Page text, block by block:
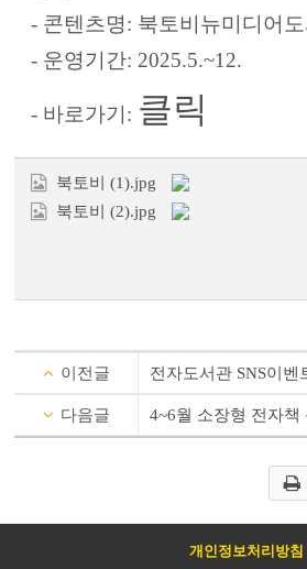
- 콘텐츠명: 북토비뉴미디어
- 운영기간: 2025.5.~12.
- 바로가기: 클릭
북토비 (1).jpg
북토비 (2).jpg
이전글 전자도서관 SNS이벤
다음글 4~6월 소장형 전자책
개인정보처리방침